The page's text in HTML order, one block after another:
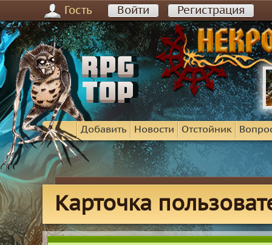
Гость Войти Регистрация
Добавить Новости Отстойник
Карточка